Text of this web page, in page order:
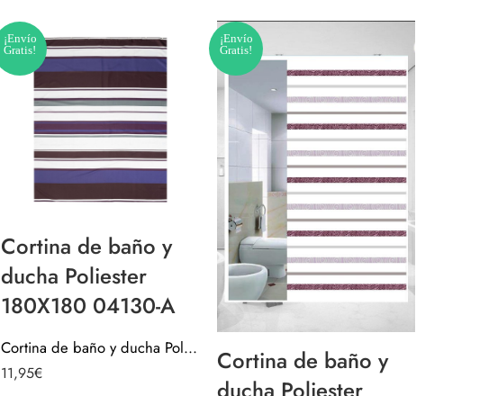
¡Envío
Gratis!
Cortina de baño y
ducha Poliester
180X180 04130-A
Cortina de baño y ducha Poliester 180X180 04130-A
11,95€
¡Envío
Gratis!
Cortina de baño y